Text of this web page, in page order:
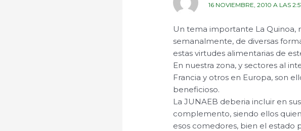
16 NOVIEMBRE, 2010 A LAS
Un tema importante La Quinoa,
semanalmente, de diversas
estas virtudes alimentarias de
En nuestra zona, y sectores al
Francia y otros en Europa, son
beneficioso.
La JUNAEB deberia incluir en
complemento, siendo ellos
esos comedores, bien el estado